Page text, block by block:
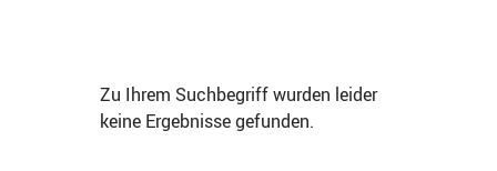
Zu Ihrem Suchbegriff wurden leider
keine Ergebnisse gefunden.